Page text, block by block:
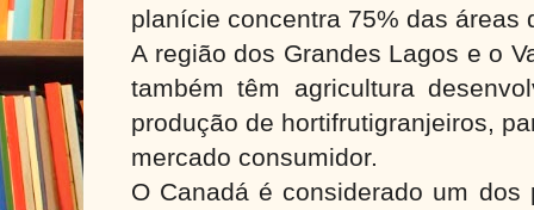
planície concentra 75% das
A região dos Grandes Lagos e o
também têm agricultura
produção de hortifrutigranjeiros,
mercado consumidor.
O Canadá é considerado um dos